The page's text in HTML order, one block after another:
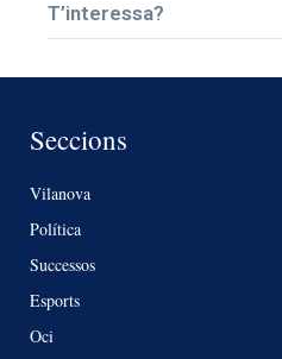
T’interessa?
Seccions
Vilanova
Política
Successos
Esports
Oci